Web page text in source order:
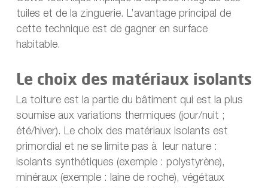
tuiles et de la zinguerie. L’avantage principal de
cette technique est de gagner en surface
habitable.
Le choix des matériaux isolants
La toiture est la partie du bâtiment qui est la plus
soumise aux variations thermiques (jour/nuit ;
été/hiver). Le choix des matériaux isolants est
primordial et ne se limite pas à leur nature :
isolants synthétiques (exemple : polystyrène),
minéraux (exemple : laine de roche), végétaux